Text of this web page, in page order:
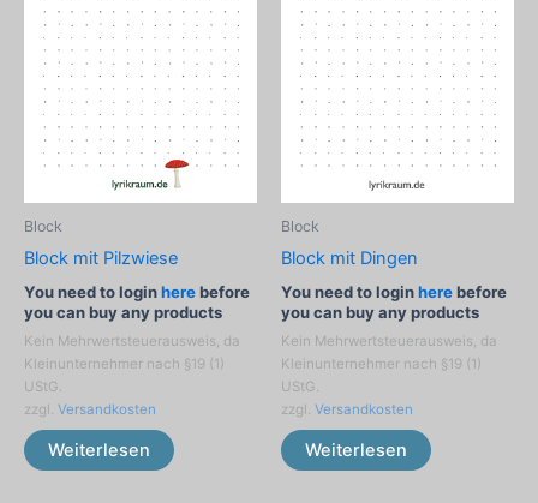
Block
Block mit Pilzwiese
You need to loginherebefore
you can buy any products
Kein Mehrwertsteuerausweis, da
Kleinunternehmer nach §19 (1)
UStG.
zzgl. Versandkosten
Weiterlesen
Block
Block mit Dingen
You need to loginherebefore
you can buy any products
Kein Mehrwertsteuerausweis, da
Kleinunternehmer nach §19 (1)
UStG.
zzgl. Versandkosten
Weiterlesen